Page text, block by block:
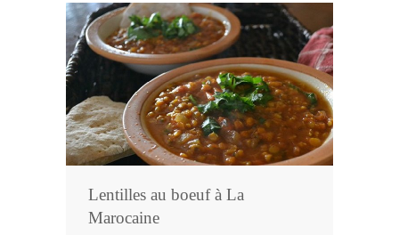
Lentilles au boeuf à La
Marocaine